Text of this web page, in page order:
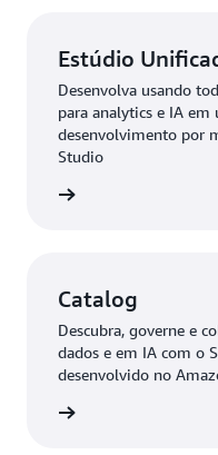
Estúdio
Desenvolva usando
para analytics e IA
desenvolvimento por
Studio
Catalog
Descubra, governe e
dados e em IA com o
desenvolvido no